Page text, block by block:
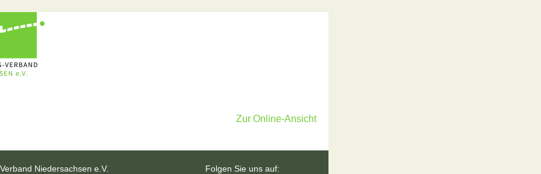
Zur Online-Ansicht
Niedersachsen e.V.
Folgen Sie uns auf: